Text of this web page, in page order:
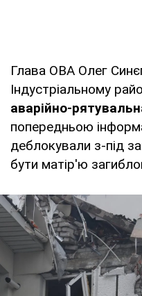
Глава ОВА Олег
Індустріальному
аварійно-
попередньою
деблокували з-під
бути матір'ю